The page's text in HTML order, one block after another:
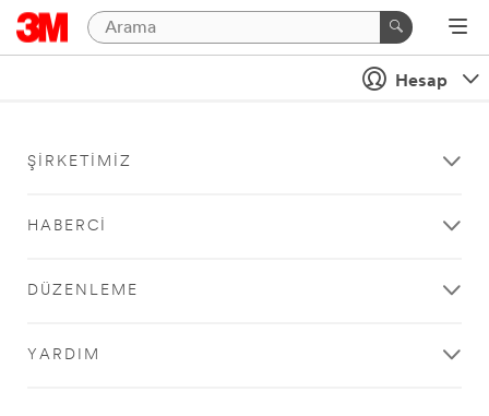
Hesap
ŞIRKETIMIZ
HABERCI
DÜZENLEME
YARDIM